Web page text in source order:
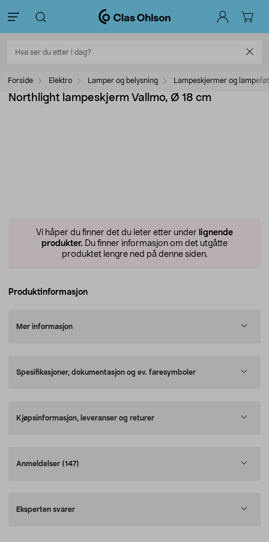
Forside Elektro Lamper og belysning Lampeskjermer og
Northlight lampeskjerm Vallmo, Ø 18 cm
Vi håper du finner det du leter etter under lignende
produkter. Du finner informasjon om det utgåtte
produktet lengre ned på denne siden.
Produktinformasjon
Mer informasjon
Spesifikasjoner, dokumentasjon og ev. faresymboler
Kjøpsinformasjon, leveranser og returer
Anmeldelser (147)
Eksperten svarer